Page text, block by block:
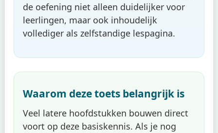
de oefening niet alleen duidelijker voor
leerlingen, maar ook inhoudelijk
vollediger als zelfstandige lespagina.
Waarom deze toets belangrijk is
Veel latere hoofdstukken bouwen direct
voort op deze basiskennis. Als je nog